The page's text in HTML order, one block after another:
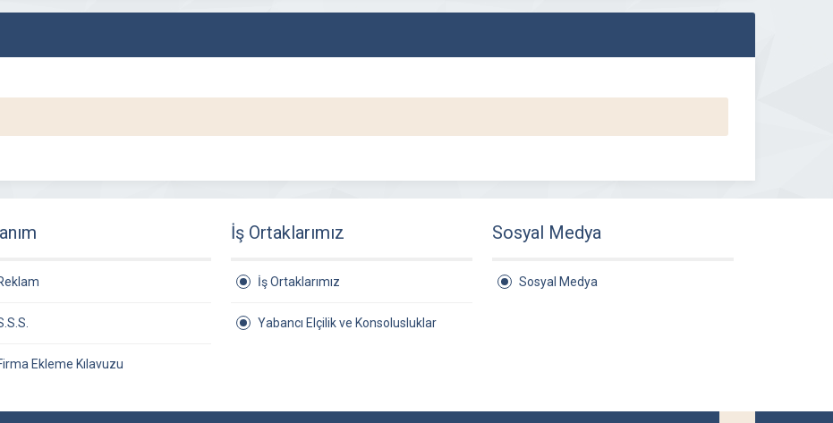
Ekleme Kılavuzu
İş Ortaklarımız
İş Ortaklarımız
Yabancı Elçilik ve Konsolusluklar
Sosyal Medya
Sosyal Medya